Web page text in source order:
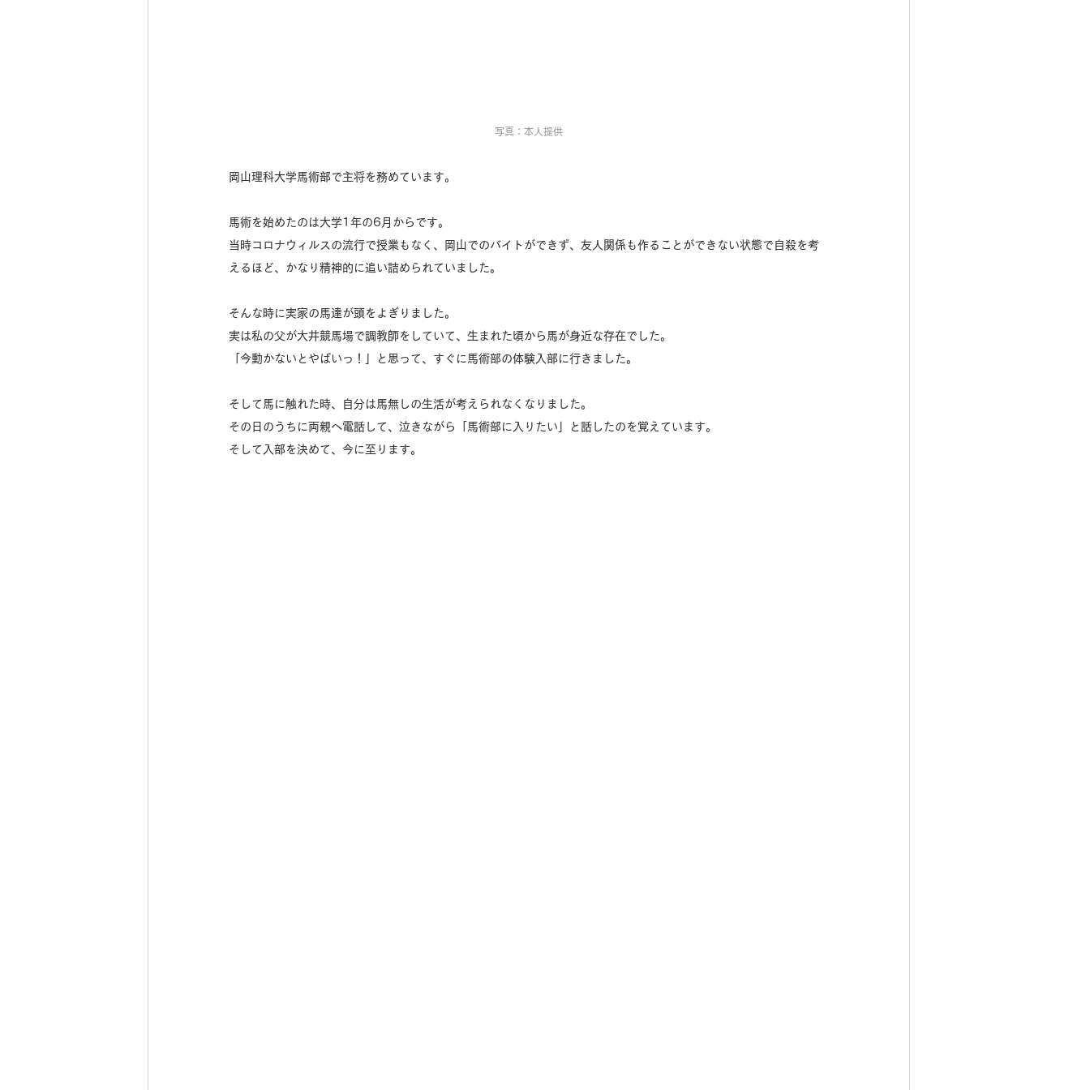
写真：本人提供
岡山理科大学馬術部で主将を務めています。
馬術を始めたのは大学1年の6月からです。
当時コロナウィルスの流行で授業もなく、岡山でのバイトができず、友人関係も作ることができない状態で自殺を考
えるほど、かなり精神的に追い詰められていました。
そんな時に実家の馬達が頭をよぎりました。
実は私の父が大井競馬場で調教師をしていて、生まれた頃から馬が身近な存在でした。
「今動かないとやばいっ！」と思って、すぐに馬術部の体験入部に行きました。
そして馬に触れた時、自分は馬無しの生活が考えられなくなりました。
その日のうちに両親へ電話して、泣きながら「馬術部に入りたい」と話したのを覚えています。
そして入部を決めて、今に至ります。